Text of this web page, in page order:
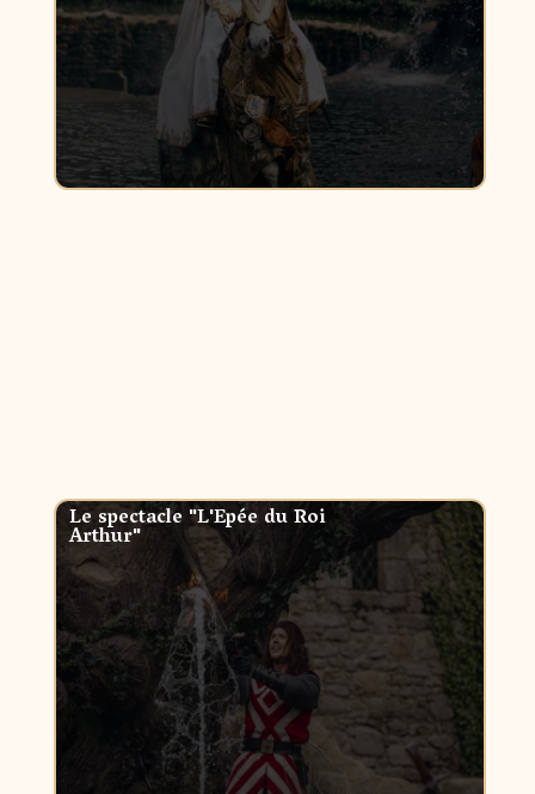
Le spectacle "L'Epée du Roi
Arthur"